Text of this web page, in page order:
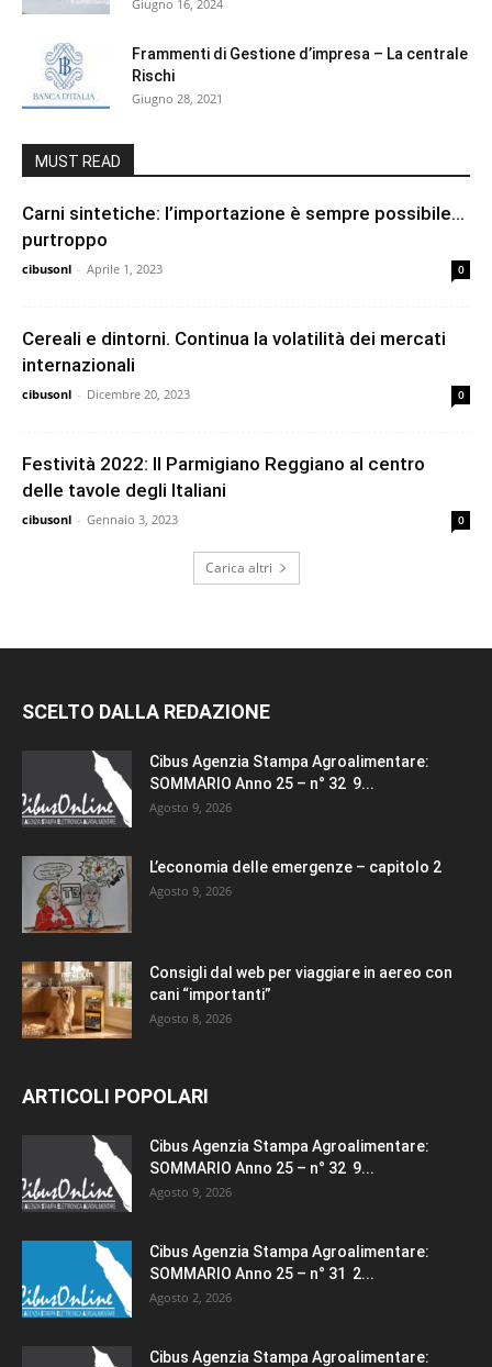
Giugno 16, 2024
Frammenti di Gestione d’impresa – La centrale
Rischi
Giugno 28, 2021
MUST READ
Carni sintetiche: l’importazione è sempre possibile…
purtroppo
cibusonl - Aprile 1, 2023 0
Cereali e dintorni. Continua la volatilità dei mercati
internazionali
cibusonl - Dicembre 20, 2023 0
Festività 2022: Il Parmigiano Reggiano al centro
delle tavole degli Italiani
cibusonl - Gennaio 3, 2023 0
Carica altri
SCELTO DALLA REDAZIONE
Cibus Agenzia Stampa Agroalimentare:
SOMMARIO Anno 25 – n° 32 9...
Agosto 9, 2026
L’economia delle emergenze – capitolo 2
Agosto 9, 2026
Consigli dal web per viaggiare in aereo con
cani “importanti”
Agosto 8, 2026
ARTICOLI POPOLARI
Cibus Agenzia Stampa Agroalimentare:
SOMMARIO Anno 25 – n° 32 9...
Agosto 9, 2026
Cibus Agenzia Stampa Agroalimentare:
SOMMARIO Anno 25 – n° 31 2...
Agosto 2, 2026
Cibus Agenzia Stampa Agroalimentare: